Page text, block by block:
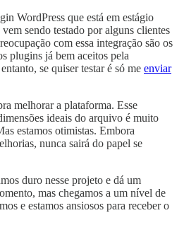
WordPress que está em estágio
sendo testado por alguns clientes
com essa integração são os
plugins já bem aceitos pela
se quiser testar é só me enviar
melhorar a plataforma. Esse
ideais do arquivo é muito
estamos otimistas. Embora
nunca sairá do papel se
duro nesse projeto e dá um
mas chegamos a um nível de
e estamos ansiosos para receber o